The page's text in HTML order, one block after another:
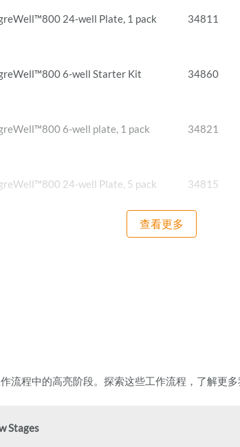
24-well Plate, 1 pack 34811
6-well Starter Kit 34860
6-well plate, 1 pack 34821
24-well Plate, 5 pack 34815
24-well Plate Starter
34850
查看更多
流程中的高亮阶段。探索这些工作流程，了解更
Stages